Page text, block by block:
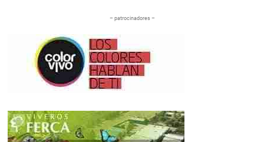
– patrocinadores –